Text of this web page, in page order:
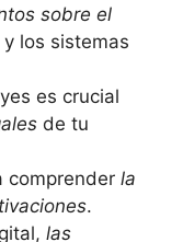
sobre el
y los sistemas
es crucial
de tu
comprender la
.
las